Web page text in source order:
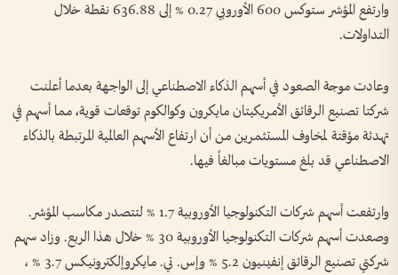
وارتفع المؤشر ستوكس 600 الأوروبي 0.27 % إلى 636.88 نقطة خلال
التداولات.
وعادت موجة الصعود في أسهم الذكاء الاصطناعي إلى الواجهة بعدما أعلنت
شركتا تصنيع الرقائق الأمريكيتان ‌مايكرون وكوالكوم توقعات قوية، مما أسهم في
تهدئة مؤقتة لمخاوف المستثمرين من أن ارتفاع الأسهم العالمية ‌المرتبطة بالذكاء
الاصطناعي قد بلغ مستويات ‌مبالغاً فيها.
وارتفعت أسهم شركات التكنولوجيا الأوروبية 1.7 % لتتصدر مكاسب المؤشر.
وصعدت ‌أسهم شركات التكنولوجيا الأوروبية 30 % خلال هذا الربع. وزاد سهم
شركتي ​تصنيع الرقائق ‌إنفينيون 5.2 ​% وإس. تي. مايكروإلكترونيكس 3.7 ⁠% ،